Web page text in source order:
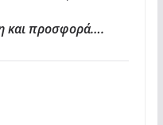
και προσφορά….